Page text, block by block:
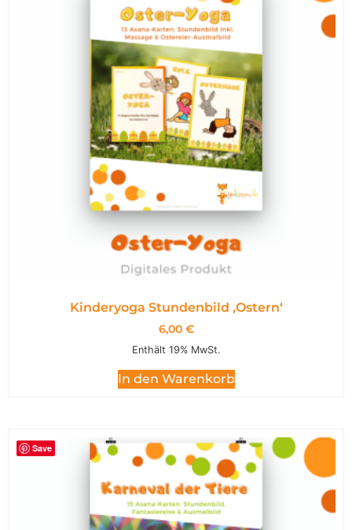
Kinderyoga Stundenbild ,Ostern‘
6,00 €
Enthält 19% MwSt.
In den Warenkorb
Save